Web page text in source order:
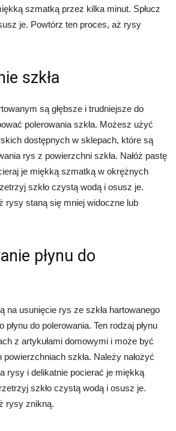
szmatką przez kilka minut. Spłucz
je. Powtórz ten proces, aż rysy
szkła
są głębsze i trudniejsze do
polerowania szkła. Możesz użyć
dostępnych w sklepach, które są
rys z powierzchni szkła. Nałóż pastę
je miękką szmatką w okrężnych
szkło czystą wodą i osusz je.
rysy staną się mniej widoczne lub
płynu do
na usunięcie rys ze szkła hartowanego
do polerowania. Ten rodzaj płynu
z artykułami domowymi i może być
szkła. Należy nałożyć
rysy i delikatnie pocierać je miękką
szkło czystą wodą i osusz je.
rysy znikną.